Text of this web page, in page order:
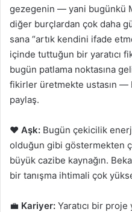
gezegenin — yani bugünkü
diğer burçlardan çok daha
sana “artık kendini ifade
içinde tuttuğun bir yaratıcı
bugün patlama noktasına
fikirler üretmekte ustasın —
paylaş.
❤️ Aşk: Bugün çekicilik
olduğun gibi göstermekten
büyük cazibe kaynağın.
bir tanışma ihtimali çok
💼 Kariyer: Yaratıcı bir proje